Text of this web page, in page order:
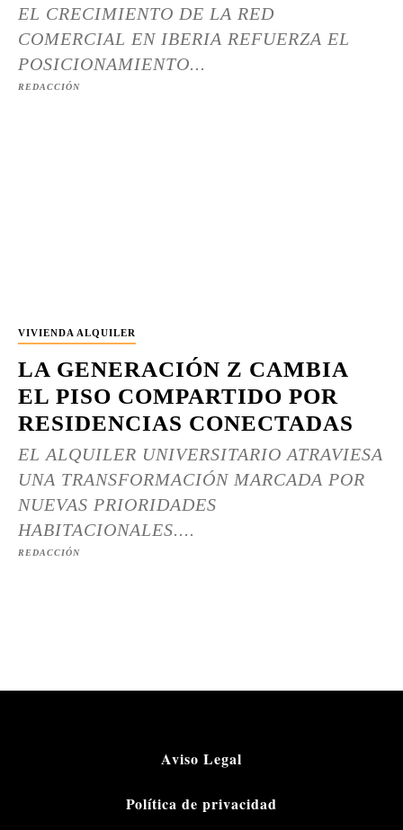
EL CRECIMIENTO DE LA RED
COMERCIAL EN IBERIA REFUERZA EL
POSICIONAMIENTO...
REDACCIÓN
VIVIENDA ALQUILER
LA GENERACIÓN Z CAMBIA
EL PISO COMPARTIDO POR
RESIDENCIAS CONECTADAS
EL ALQUILER UNIVERSITARIO ATRAVIESA
UNA TRANSFORMACIÓN MARCADA POR
NUEVAS PRIORIDADES
HABITACIONALES....
REDACCIÓN
Aviso Legal
Política de privacidad